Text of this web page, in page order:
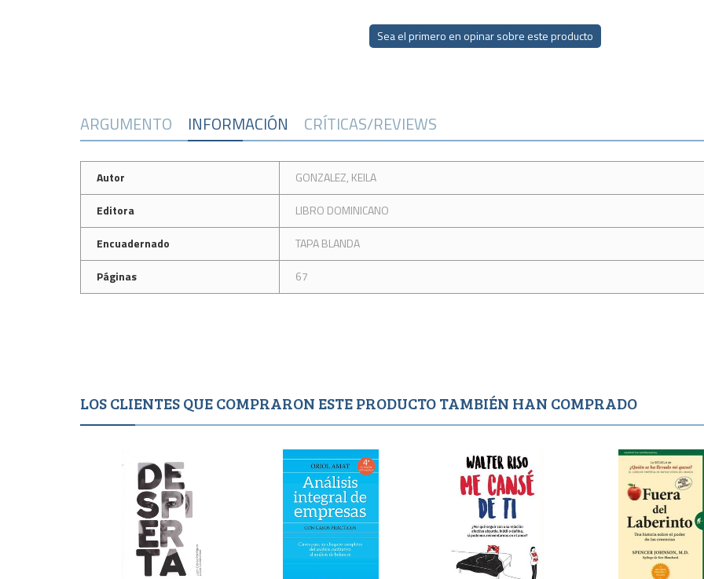
Sea el primero en opinar sobre este producto
ARGUMENTO INFORMACIÓN CRÍTICAS/REVIEWS
Autor
GONZALEZ, KEILA
Editora
LIBRO DOMINICANO
Encuadernado
TAPA BLANDA
Páginas
67
LOS CLIENTES QUE COMPRARON ESTE PRODUCTO TAMBIÉN HAN COMPRADO
1,200
Agotado Agotado Agotado Agotado